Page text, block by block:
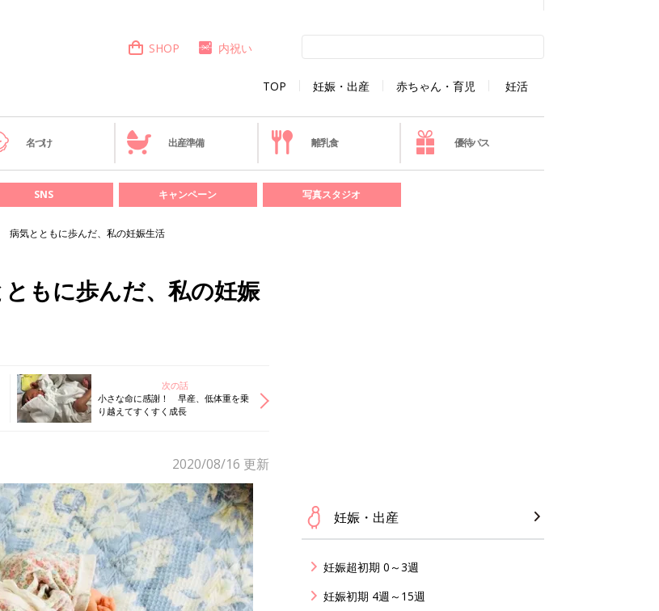
TOP 妊娠・出産 赤ちゃん・育児 妊活
SHOP 内祝い
名づけ 出産準備 離乳食 優待パス
SNS キャンペーン 写真スタジオ
病気とともに歩んだ、私の妊娠生活
もに歩んだ、私の妊娠
次の話
小さな命に感謝！ 早産、低体重を乗
り越えてすくすく成長
2020/08/16 更新
妊娠・出産
妊娠超初期 0～3週
妊娠初期 4週～15週